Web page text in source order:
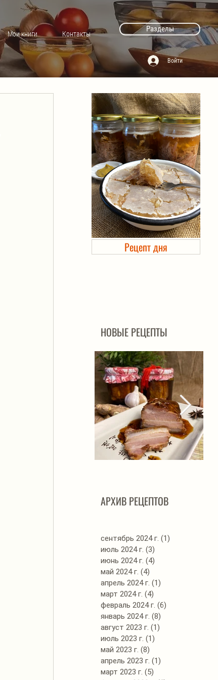
Мои книги Контакты
Разделы
Войти
Холодец в банке. Автоклав
Рецепт дня
НОВЫЕ РЕЦЕПТЫ
соусе
АРХИВ РЕЦЕПТОВ
сентябрь 2024 г. (1)
июль 2024 г. (3)
июнь 2024 г. (4)
май 2024 г. (4)
апрель 2024 г. (1)
март 2024 г. (4)
февраль 2024 г. (6)
январь 2024 г. (8)
август 2023 г. (1)
июль 2023 г. (1)
май 2023 г. (8)
апрель 2023 г. (1)
март 2023 г. (5)